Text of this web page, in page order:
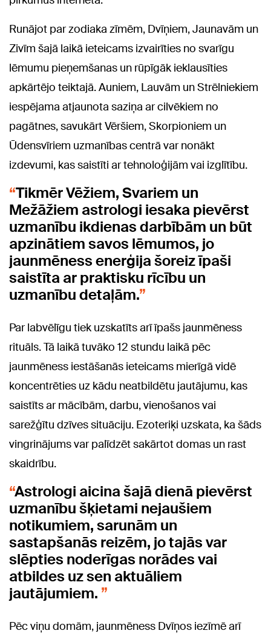
Runājot par zodiaka zīmēm, Dvīņiem, Jaunavām un
Zivīm šajā laikā ieteicams izvairīties no svarīgu
lēmumu pieņemšanas un rūpīgāk ieklausīties
apkārtējo teiktajā. Auniem, Lauvām un Strēlniekiem
iespējama atjaunota saziņa ar cilvēkiem no
pagātnes, savukārt Vēršiem, Skorpioniem un
Ūdensvīriem uzmanības centrā var nonākt
izdevumi, kas saistīti ar tehnoloģijām vai izglītību.
Tikmēr Vēžiem, Svariem un
Mežāžiem astrologi iesaka pievērst
uzmanību ikdienas darbībām un būt
apzinātiem savos lēmumos, jo
jaunmēness enerģija šoreiz īpaši
saistīta ar praktisku rīcību un
uzmanību detaļām.
Par labvēlīgu tiek uzskatīts arī īpašs jaunmēness
rituāls. Tā laikā tuvāko 12 stundu laikā pēc
jaunmēness iestāšanās ieteicams mierīgā vidē
koncentrēties uz kādu neatbildētu jautājumu, kas
saistīts ar mācībām, darbu, vienošanos vai
sarežģītu dzīves situāciju. Ezoteriķi uzskata, ka šāds
vingrinājums var palīdzēt sakārtot domas un rast
skaidrību.
Astrologi aicina šajā dienā pievērst
uzmanību šķietami nejaušiem
notikumiem, sarunām un
sastapšanās reizēm, jo tajās var
slēpties noderīgas norādes vai
atbildes uz sen aktuāliem
jautājumiem.
Pēc viņu domām, jaunmēness Dvīņos iezīmē arī